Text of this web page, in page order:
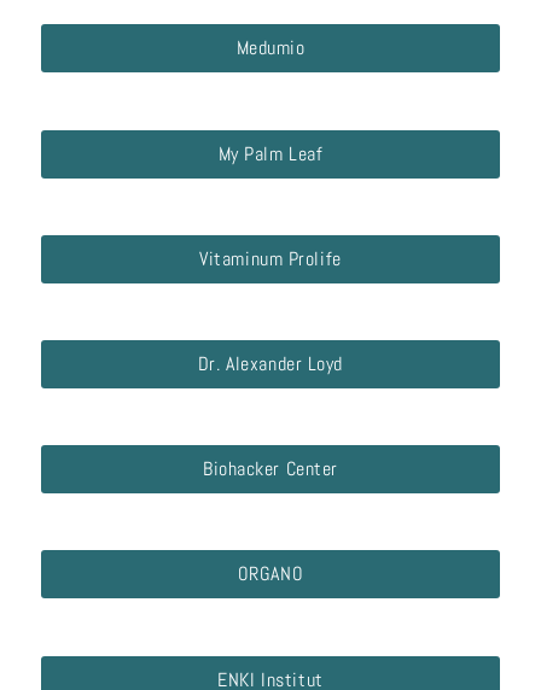
Medumio
My Palm Leaf
Vitaminum Prolife
Dr. Alexander Loyd
Biohacker Center
ORGANO
ENKI Institut